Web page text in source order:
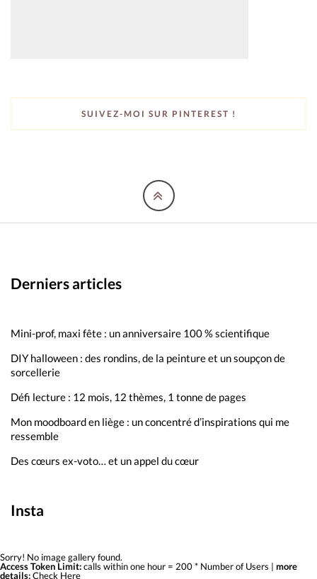
SUIVEZ-MOI SUR PINTEREST !
Derniers articles
Mini-prof, maxi fête : un anniversaire 100 % scientifique
DIY halloween : des rondins, de la peinture et un soupçon de
sorcellerie
Défi lecture : 12 mois, 12 thèmes, 1 tonne de pages
Mon moodboard en liège : un concentré d’inspirations qui me
ressemble
Des cœurs ex-voto… et un appel du cœur
Insta
Sorry! No image gallery found.
Access Token Limit:calls within one hour = 200 * Number of Users | more
details:Check Here